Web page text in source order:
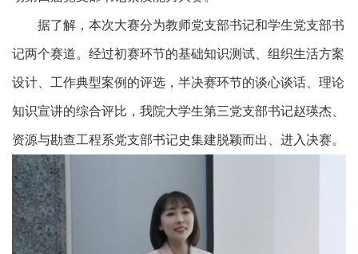
据了解，本次大赛分为教师党支部书记和学生党支部书
记两个赛道。经过初赛环节的基础知识测试、组织生活方案
设计、工作典型案例的评选，半决赛环节的谈心谈话、理论
知识宣讲的综合评比，我院大学生第三党支部书记赵瑛杰、
资源与勘查工程系党支部书记史集建脱颖而出、进入决赛。